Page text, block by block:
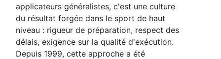
applicateurs généralistes, c'est une culture
du résultat forgée dans le sport de haut
niveau : rigueur de préparation, respect des
délais, exigence sur la qualité d'exécution.
Depuis 1999, cette approche a été